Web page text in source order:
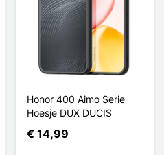
Honor 400 Aimo Serie
Hoesje DUX DUCIS
€ 14,99